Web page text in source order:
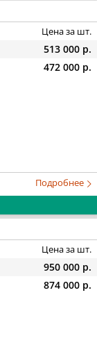
Цена за шт.
513 000 р.
472 000 р.
Подробнее
Цена за шт.
950 000 р.
874 000 р.